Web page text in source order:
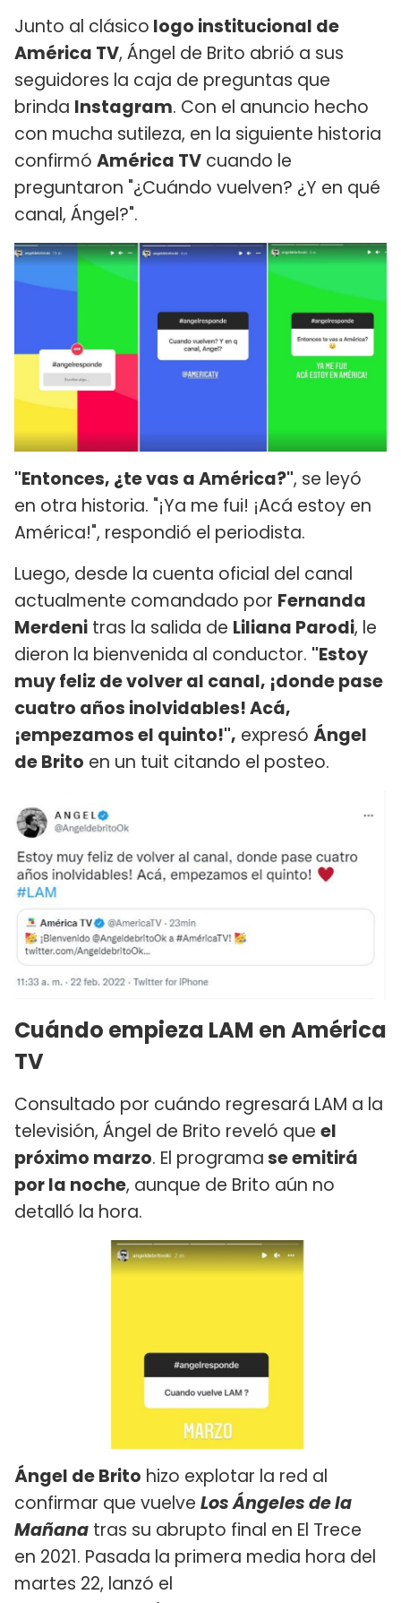
Junto al clásico logo institucional de
América TV, Ángel de Brito abrió a sus
seguidores la caja de preguntas que
brinda Instagram. Con el anuncio hecho
con mucha sutileza, en la siguiente historia
confirmó América TV cuando le
preguntaron "¿Cuándo vuelven? ¿Y en qué
canal, Ángel?".
"Entonces, ¿te vas a América?", se leyó
en otra historia. "¡Ya me fui! ¡Acá estoy en
América!", respondió el periodista.
Luego, desde la cuenta oficial del canal
actualmente comandado por Fernanda
Merdeni tras la salida de Liliana Parodi, le
dieron la bienvenida al conductor. "Estoy
muy feliz de volver al canal, ¡donde pase
cuatro años inolvidables! Acá,
¡empezamos el quinto!", expresó Ángel
de Brito en un tuit citando el posteo.
Cuándo empieza LAM en América
TV
Consultado por cuándo regresará LAM a la
televisión, Ángel de Brito reveló que el
próximo marzo. El programase emitirá
por la noche, aunque de Brito aún no
detalló la hora.
Ángel de Brito hizo explotar la red al
confirmar que vuelve Los Ángeles de la
Mañana tras su abrupto final en El Trece
en 2021. Pasada la primera media hora del
martes 22, lanzó el